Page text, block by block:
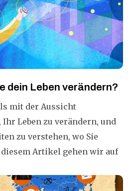
dein Leben verändern?
mit der Aussicht
Leben zu verändern, und
zu verstehen, wo Sie
Artikel gehen wir auf
das Beste aus dem Rest